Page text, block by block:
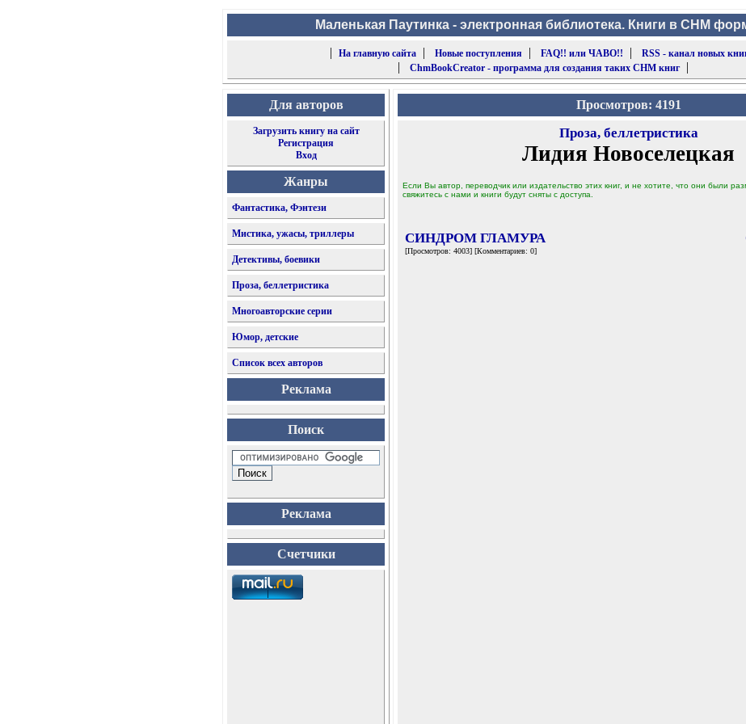
Маленькая Паутинка - электронная библиотека. Книги в CHM
|
На главную сайта| Новые поступления | FAQ!! или ЧАВО!! | RSS - канал новых
|
ChmBookCreator - программа для создания таких CHM книг|
Для авторов
Загрузить книгу на сайт
Регистрация
Вход
Жанры
Фантастика, Фэнтези
Мистика, ужасы, триллеры
Детективы, боевики
Проза, беллетристика
Многоавторские серии
Юмор, детские
Список всех авторов
Реклама
Поиск
Реклама
Счетчики
Просмотров: 4191
Проза, беллетристика
Лидия Новоселецкая
Если Вы автор, переводчик или издательство этих книг, и не хотите, что они были
свяжитесь с нами и книги будут сняты с доступа.
СИНДРОМ ГЛАМУРА
[Просмотров: 4003] [Комментариев: 0]